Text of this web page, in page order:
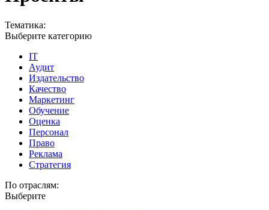
Тематика:
Выберите категорию
IT
Аудит
Издательство
Качество
Маркетинг
Обучение
Оценка
Персонал
Право
Реклама
Стратегия
По отраслям:
Выберите